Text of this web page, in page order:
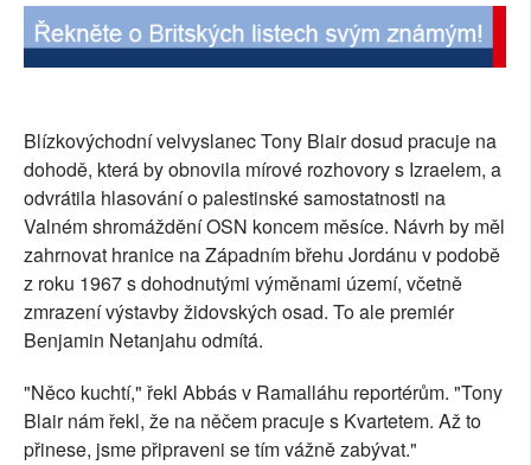
PLNÁ VERZE STRÁNEK
Blízkovýchodní velvyslanec Tony Blair dosud pracuje na
dohodě, která by obnovila mírové rozhovory s Izraelem, a
odvrátila hlasování o palestinské samostatnosti na
Valném shromáždění OSN koncem měsíce. Návrh by měl
zahrnovat hranice na Západním břehu Jordánu v podobě
z roku 1967 s dohodnutými výměnami území, včetně
zmrazení výstavby židovských osad. To ale premiér
Benjamin Netanjahu odmítá.
"Něco kuchtí," řekl Abbás v Ramalláhu reportérům. "Tony
Blair nám řekl, že na něčem pracuje s Kvartetem. Až to
přinese, jsme připraveni se tím vážně zabývat."